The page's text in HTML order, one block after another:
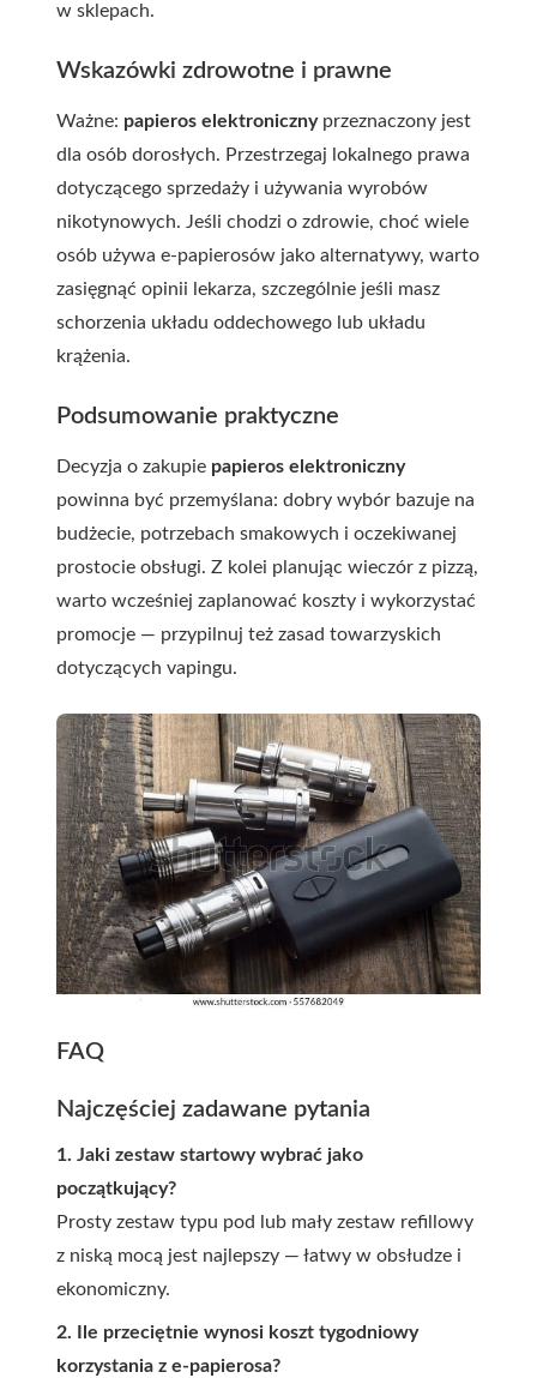
w sklepach.
Wskazówki zdrowotne i prawne
Ważne: papieros elektronicznyprzeznaczony jest
dla osób dorosłych. Przestrzegaj lokalnego prawa
dotyczącego sprzedaży i używania wyrobów
nikotynowych. Jeśli chodzi o zdrowie, choć wiele
osób używa e-papierosów jako alternatywy, warto
zasięgnąć opinii lekarza, szczególnie jeśli masz
schorzenia układu oddechowego lub układu
krążenia.
Podsumowanie praktyczne
Decyzja o zakupie papieros elektroniczny
powinna być przemyślana: dobry wybór bazuje na
budżecie, potrzebach smakowych i oczekiwanej
prostocie obsługi. Z kolei planując wieczór z pizzą,
warto wcześniej zaplanować koszty i wykorzystać
promocje — przypilnuj też zasad towarzyskich
dotyczących vapingu.
FAQ
Najczęściej zadawane pytania
1. Jaki zestaw startowy wybrać jako
początkujący?
Prosty zestaw typu pod lub mały zestaw refillowy
z niską mocą jest najlepszy — łatwy w obsłudze i
ekonomiczny.
2. Ile przeciętnie wynosi koszt tygodniowy
korzystania z e-papierosa?